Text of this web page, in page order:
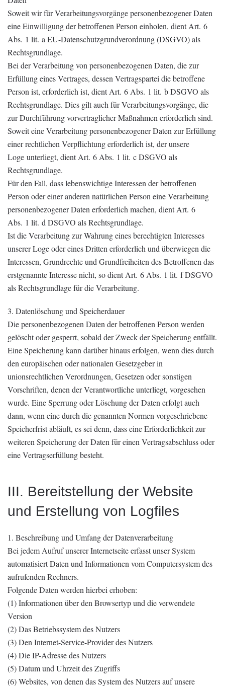
Soweit wir für Verarbeitungsvorgänge personenbezogener Daten
eine Einwilligung der betroffenen Person einholen, dient Art. 6
Abs. 1 lit. a EU-Datenschutzgrundverordnung (DSGVO) als
Rechtsgrundlage.
Bei der Verarbeitung von personenbezogenen Daten, die zur
Erfüllung eines Vertrages, dessen Vertragspartei die betroffene
Person ist, erforderlich ist, dient Art. 6 Abs. 1 lit. b DSGVO als
Rechtsgrundlage. Dies gilt auch für Verarbeitungsvorgänge, die
zur Durchführung vorvertraglicher Maßnahmen erforderlich sind.
Soweit eine Verarbeitung personenbezogener Daten zur Erfüllung
einer rechtlichen Verpflichtung erforderlich ist, der unsere
Loge unterliegt, dient Art. 6 Abs. 1 lit. c DSGVO als
Rechtsgrundlage.
Für den Fall, dass lebenswichtige Interessen der betroffenen
Person oder einer anderen natürlichen Person eine Verarbeitung
personenbezogener Daten erforderlich machen, dient Art. 6
Abs. 1 lit. d DSGVO als Rechtsgrundlage.
Ist die Verarbeitung zur Wahrung eines berechtigten Interesses
unserer Loge oder eines Dritten erforderlich und überwiegen die
Interessen, Grundrechte und Grundfreiheiten des Betroffenen das
erstgenannte Interesse nicht, so dient Art. 6 Abs. 1 lit. f DSGVO
als Rechtsgrundlage für die Verarbeitung.
3. Datenlöschung und Speicherdauer
Die personenbezogenen Daten der betroffenen Person werden
gelöscht oder gesperrt, sobald der Zweck der Speicherung entfällt.
Eine Speicherung kann darüber hinaus erfolgen, wenn dies durch
den europäischen oder nationalen Gesetzgeber in
unionsrechtlichen Verordnungen, Gesetzen oder sonstigen
Vorschriften, denen der Verantwortliche unterliegt, vorgesehen
wurde. Eine Sperrung oder Löschung der Daten erfolgt auch
dann, wenn eine durch die genannten Normen vorgeschriebene
Speicherfrist abläuft, es sei denn, dass eine Erforderlichkeit zur
weiteren Speicherung der Daten für einen Vertragsabschluss oder
eine Vertragserfüllung besteht.
III. Bereitstellung der Website
und Erstellung von Logfiles
1. Beschreibung und Umfang der Datenverarbeitung
Bei jedem Aufruf unserer Internetseite erfasst unser System
automatisiert Daten und Informationen vom Computersystem des
aufrufenden Rechners.
Folgende Daten werden hierbei erhoben:
(1) Informationen über den Browsertyp und die verwendete
Version
(2) Das Betriebssystem des Nutzers
(3) Den Internet-Service-Provider des Nutzers
(4) Die IP-Adresse des Nutzers
(5) Datum und Uhrzeit des Zugriffs
(6) Websites, von denen das System des Nutzers auf unsere